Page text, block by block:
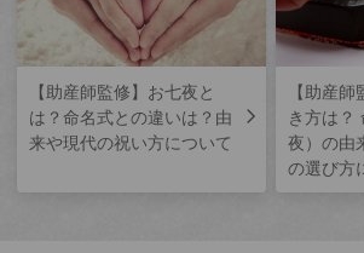
【助産師監修】お七夜と
は？命名式との違いは？由
来や現代の祝い方について
【助産
き方は？
夜）の由
の選び方